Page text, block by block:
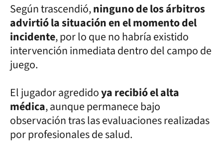
Según trascendió,ninguno de los árbitros
advirtió la situación en el momento del
incidente, por lo que no habría existido
intervención inmediata dentro del campo de
juego.
El jugador agredidoya recibió el alta
médica, aunque permanece bajo
observación tras las evaluaciones realizadas
por profesionales de salud.